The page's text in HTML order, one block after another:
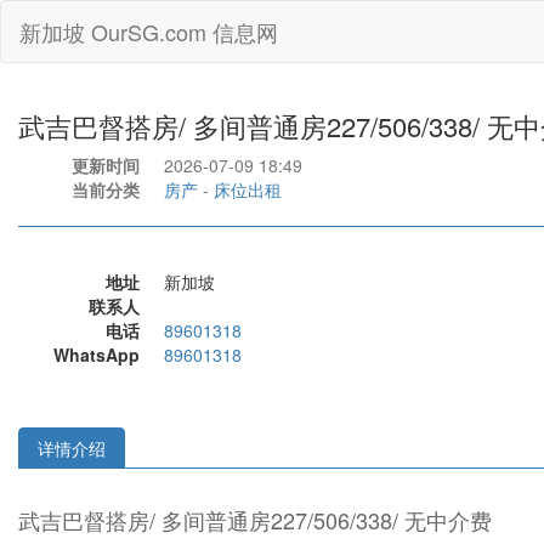
新加坡 OurSG.com 信息网
武吉巴督搭房/ 多间普通房227/506/338/ 无
更新时间
2026-07-09 18:49
当前分类
房产 - 床位出租
地址
新加坡
联系人
电话
89601318
WhatsApp
89601318
详情介绍
武吉巴督搭房/ 多间普通房227/506/338/ 无中介费